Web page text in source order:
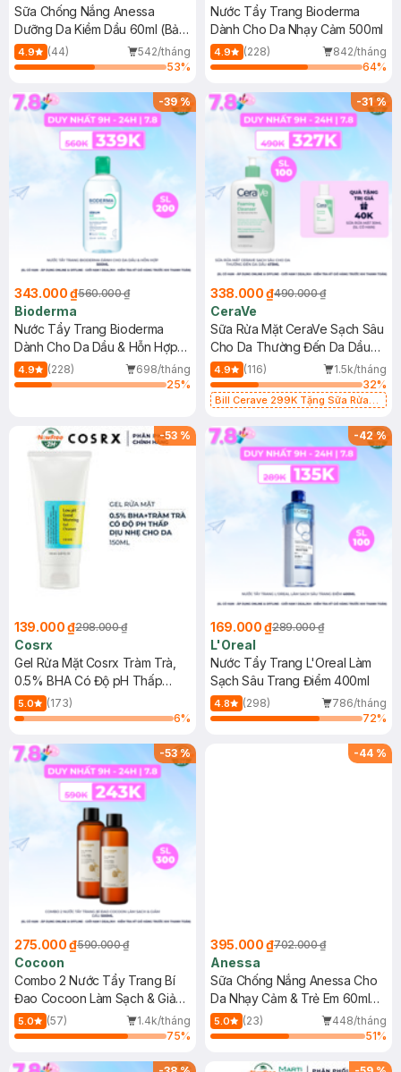
Sữa Chống Nắng Anessa
Dưỡng Da Kiềm Dầu 60ml (Bản
Mới)
4.9 (44)
542/tháng
53%
Nước Tẩy Trang Bioderma
Dành Cho Da Nhạy Cảm 500ml
4.9 (228)
842/tháng
64%
-39%
343.000 ₫560.000 ₫
Bioderma
Nước Tẩy Trang Bioderma
Dành Cho Da Dầu & Hỗn Hợp
500ml
4.9 (228)
698/tháng
25%
-31%
338.000 ₫490.000 ₫
CeraVe
Sữa Rửa Mặt CeraVe Sạch Sâu
Cho Da Thường Đến Da Dầu
473ml
4.9 (116)
1.5k/tháng
32%
Bill Cerave 299K Tặng Sữa Rửa
-53 %
139.000 ₫298.000 ₫
Cosrx
Gel Rửa Mặt Cosrx Tràm Trà,
0.5% BHA Có Độ pH Thấp
150ml
5.0
(173)
6%
-42%
169.000 ₫289.000 ₫
L'Oreal
Nước Tẩy Trang L'Oreal Làm
Sạch Sâu Trang Điểm 400ml
4.8 (298)
786/tháng
72%
-53%
275.000 ₫590.000 ₫
Cocoon
Combo 2 Nước Tẩy Trang Bí
Đao Cocoon Làm Sạch & Giảm
Dầu 500ml
5.0 (57)
1.4k/tháng
75%
-44 %
395.000 ₫702.000 ₫
Anessa
Sữa Chống Nắng Anessa Cho
Da Nhạy Cảm & Trẻ Em 60ml
(Mới)
5.0 (23)
448/tháng
51%